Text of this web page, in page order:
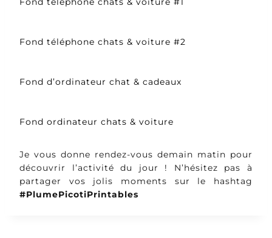
Fond téléphone chats & voiture #2
Fond d’ordinateur chat & cadeaux
Fond ordinateur chats & voiture
Je vous donne rendez-vous demain matin pour
découvrir l’activité du jour ! N’hésitez pas à
partager vos jolis moments sur le hashtag
#PlumePicotiPrintables